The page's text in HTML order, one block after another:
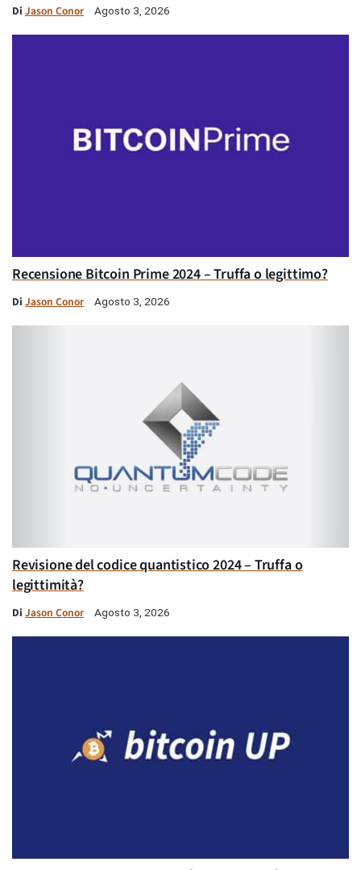
Di Jason Conor Agosto 3, 2026
Recensione Bitcoin Prime 2024 – Truffa o legittimo?
Di Jason Conor Agosto 3, 2026
Revisione del codice quantistico 2024 – Truffa o
legittimità?
Di Jason Conor Agosto 3, 2026